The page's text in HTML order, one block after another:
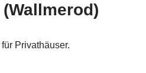
Privathäuser.